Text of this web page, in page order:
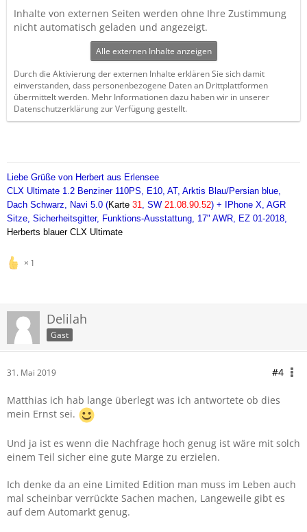
Inhalte von externen Seiten werden ohne Ihre Zustimmung
nicht automatisch geladen und angezeigt.
Alle externen Inhalte anzeigen
Durch die Aktivierung der externen Inhalte erklären Sie sich damit
einverstanden, dass personenbezogene Daten an Drittplattformen
übermittelt werden. Mehr Informationen dazu haben wir in unserer
Datenschutzerklärung zur Verfügung gestellt.
Liebe Grüße von Herbert aus Erlensee
CLX Ultimate 1.2 Benziner 110PS, E10, AT, Arktis Blau/Persian blue,
Dach Schwarz, Navi 5.0 (Karte 31, SW 21.08.90.52) + IPhone X, AGR
Sitze, Sicherheitsgitter, Funktions-Ausstattung, 17" AWR, EZ 01-2018,
Herberts blauer CLX Ultimate
1
Delilah
Gast
31. Mai 2019 #4
Matthias ich hab lange überlegt was ich antwortete ob dies
mein Ernst sei.
Und ja ist es wenn die Nachfrage hoch genug ist wäre mit solch
einem Teil sicher eine gute Marge zu erzielen.
Ich denke da an eine Limited Edition man muss im Leben auch
mal scheinbar verrückte Sachen machen, Langeweile gibt es
auf dem Automarkt genug.